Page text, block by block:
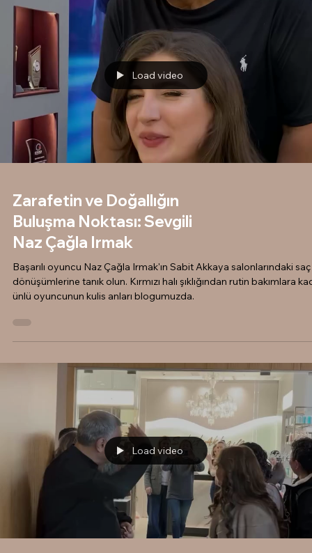
Load video
Zarafetin ve Doğallığın
Buluşma Noktası: Sevgili
Naz Çağla Irmak
Başarılı oyuncu Naz Çağla Irmak'ın Sabit Akkaya salonlarındaki saç
dönüşümlerine tanık olun. Kırmızı halı şıklığından rutin bakımlara
ünlü oyuncunun kulis anları blogumuzda.
Load video